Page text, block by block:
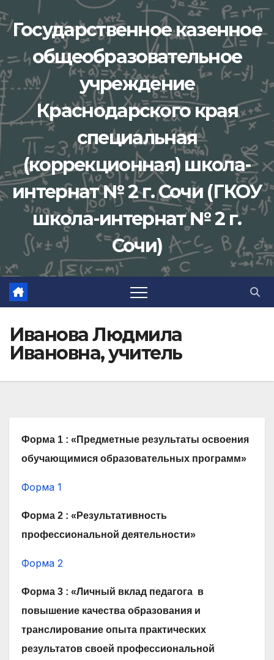
Перейти
к
содержимому
Государственное казенное
общеобразовательное
учреждение
Краснодарского края
специальная
(коррекционная) школа-
интернат № 2 г. Сочи (ГКОУ
школа-интернат № 2 г.
Сочи)
Иванова Людмила
Ивановна, учитель
Форма 1 : «Предметные результаты освоения
обучающимися образовательных программ»
Форма 1
Форма 2 : «Результативность
профессиональной деятельности»
Форма 2
Форма 3 : «Личный вклад педагога в
повышение качества образования и
транслирование опыта практических
результатов своей профессиональной